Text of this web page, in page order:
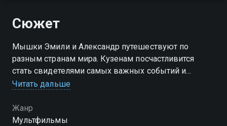
Сюжет
Мышки Эмили и Александр путешествуют по
разным странам мира. Кузенам посчастливится
стать свидетелями самых важных событий и
явлений на рубеже веков.
Посмотреть онлайн 1 сезон сериала Приключения
городской и сельской мыши вы можете
Читать дальше
Жанр
Мультфильмы